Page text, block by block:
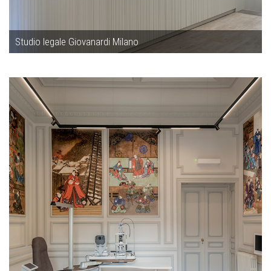
Studio legale Giovanardi Milano